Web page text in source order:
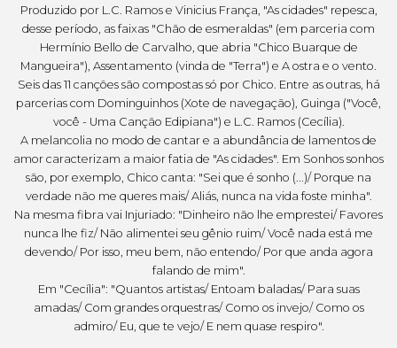
Produzido por L.C. Ramos e Vinicius França, "As cidades" repesca,
desse período, as faixas "Chão de esmeraldas" (em parceria com
Hermínio Bello de Carvalho, que abria "Chico Buarque de
Mangueira"), Assentamento (vinda de "Terra") e A ostra e o vento.
Seis das 11 canções são compostas só por Chico. Entre as outras, há
parcerias com Dominguinhos (Xote de navegação), Guinga ("Você,
você - Uma Canção Edipiana") e L.C. Ramos (Cecília).
A melancolia no modo de cantar e a abundância de lamentos de
amor caracterizam a maior fatia de "As cidades". Em Sonhos sonhos
são, por exemplo, Chico canta: "Sei que é sonho (...)/ Porque na
verdade não me queres mais/ Aliás, nunca na vida foste minha".
Na mesma fibra vai Injuriado: "Dinheiro não lhe emprestei/ Favores
nunca lhe fiz/ Não alimentei seu gênio ruim/ Você nada está me
devendo/ Por isso, meu bem, não entendo/ Por que anda agora
falando de mim".
Em "Cecília": "Quantos artistas/ Entoam baladas/ Para suas
amadas/ Com grandes orquestras/ Como os invejo/ Como os
admiro/ Eu, que te vejo/ E nem quase respiro".